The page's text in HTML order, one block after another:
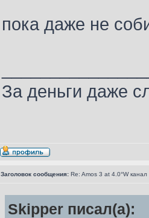
пока даже не
За деньги даже
Заголовок сообщения: Re: Amos 3 at 4.0°W канал
Skipper писал(а):